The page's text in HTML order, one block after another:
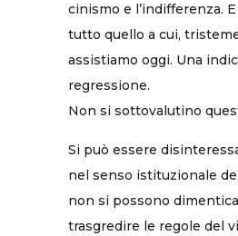
cinismo e l’indifferenza.
tutto quello a cui,
assistiamo oggi. Una
regressione.
Non si sottovalutino
Si può essere
nel senso istituzionale
non si possono
trasgredire le regole del